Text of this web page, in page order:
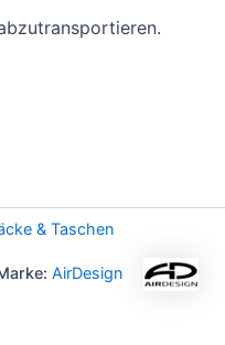
& Taschen
AirDesign